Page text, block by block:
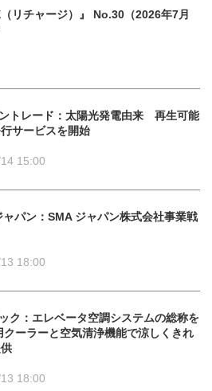
リチャージ）』 No.30（2026年7月
トレード：太陽光発電由来 再生可能
サービスを開始
15:00
パン：SMA ジャパン株式会社事業戦
18:00
ク：エレベータ空調システムの総称を
クーラーと空気清浄機能で涼しくきれ
18:00